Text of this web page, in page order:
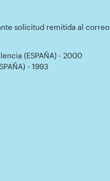
solicitud remitida al correo
(ESPAÑA) - 2000
- 1993